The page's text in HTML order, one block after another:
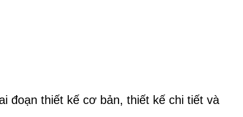
đoạn thiết kế cơ bản, thiết kế chi tiết và